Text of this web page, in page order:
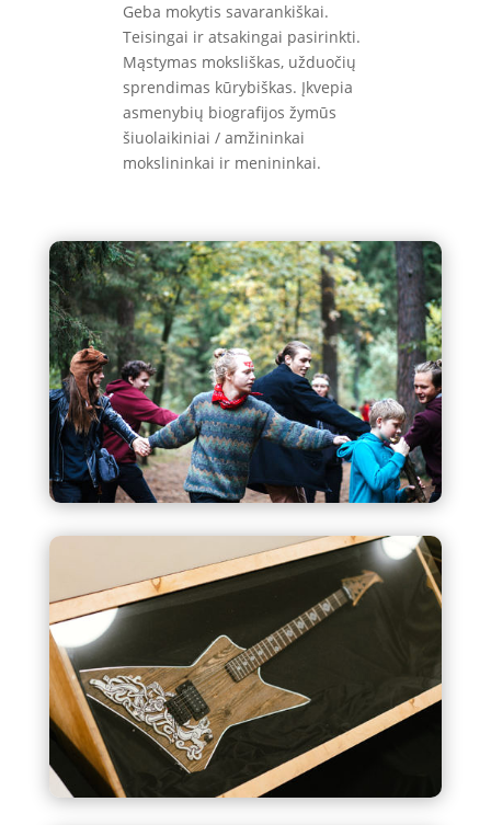
Geba mokytis savarankiškai.
Teisingai ir atsakingai pasirinkti.
Mąstymas moksliškas, užduočių
sprendimas kūrybiškas. Įkvepia
asmenybių biografijos žymūs
šiuolaikiniai / amžininkai
mokslininkai ir menininkai.